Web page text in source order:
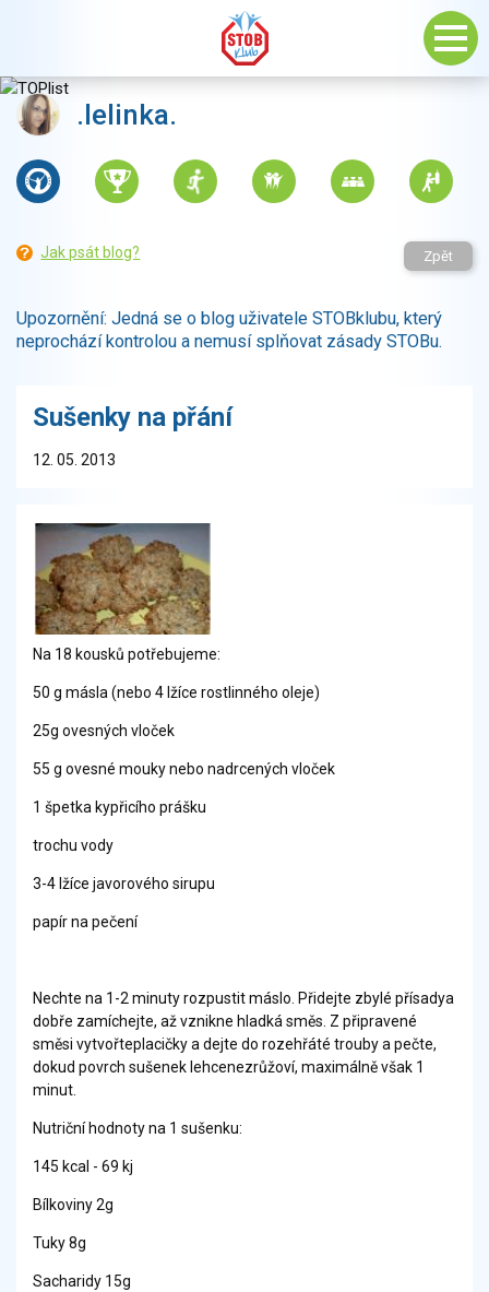
.lelinka.
Jak psát blog? Zpět
Upozornění: Jedná se o blog uživatele STOBklubu, který
neprochází kontrolou a nemusí splňovat zásady STOBu.
Sušenky na přání
12. 05. 2013
Na 18 kousků potřebujeme:
50 g másla (nebo 4 lžíce rostlinného oleje)
25g ovesných vloček
55 g ovesné mouky nebo nadrcených vloček
1 špetka kypřicího prášku
trochu vody
3-4 lžíce javorového sirupu
papír na pečení
Nechte na 1-2 minuty rozpustit máslo. Přidejte zbylé přísadya
dobře zamíchejte, až vznikne hladká směs. Z připravené
směsi vytvořteplacičky a dejte do rozehřáté trouby a pečte,
dokud povrch sušenek lehcenezrůžoví, maximálně však 1
minut.
Nutriční hodnoty na 1 sušenku:
145 kcal - 69 kj
Bílkoviny 2g
Tuky 8g
Sacharidy 15g